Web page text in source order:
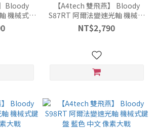
Bloody
機械式鍵
【A4tech 雙飛燕】 Bloody
S87RT 阿爾法變速光軸 機械式
鍵盤 紅色 中文 像素大戰
NT$2,790